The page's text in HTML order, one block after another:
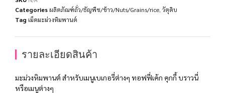
Categories ผลิตภัณฑ์ถั่ว/ธัญพืช/ข้าว/Nuts/Grains/rice วัตุดิบ
Tag เม็ดมะม่วงหิมพานต์
รายละเอียดสินค้า
มะม่วงหิมพานต์ สำหรับเมนูเบเกอรี่ต่างๆ ทอฟฟี่เค้ก คุกกี้ บราวนี่
หรือเมนูต่างๆ